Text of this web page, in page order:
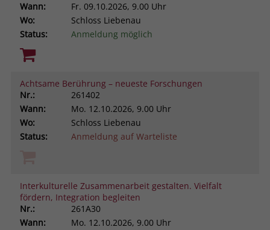
Wann:
Fr. 09.10.2026, 9.00 Uhr
Wo:
Schloss Liebenau
Status:
Anmeldung möglich
Achtsame Berührung – neueste Forschungen
Nr.:
261402
Wann:
Mo. 12.10.2026, 9.00 Uhr
Wo:
Schloss Liebenau
Status:
Anmeldung auf Warteliste
Interkulturelle Zusammenarbeit gestalten. Vielfalt
fördern, Integration begleiten
Nr.:
261A30
Wann:
Mo. 12.10.2026, 9.00 Uhr